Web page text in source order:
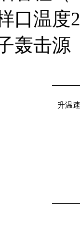
口温
轰击源
升温